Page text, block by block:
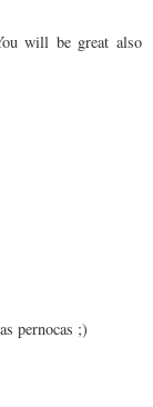
will be great also
pernocas ;)